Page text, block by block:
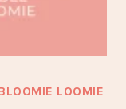
LOOMIE